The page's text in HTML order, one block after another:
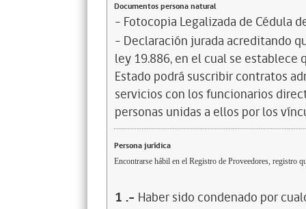
Documentos persona natural
- Fotocopia Legalizada de Cédula
- Declaración jurada acreditando
ley 19.886, en el cual se
Estado podrá suscribir contratos
servicios con los funcionarios
personas unidas a ellos por los
Persona jurídica
Encontrarse hábil en el Registro de Proveedores, registro
1 .- Haber sido condenado por